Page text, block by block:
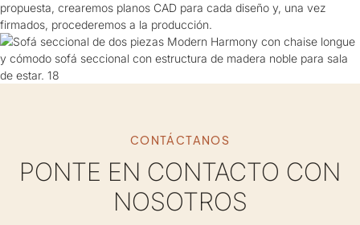
propuesta, crearemos planos CAD para cada diseño y, una vez
firmados, procederemos a la producción.
CONTÁCTANOS
PONTE EN CONTACTO CON
NOSOTROS